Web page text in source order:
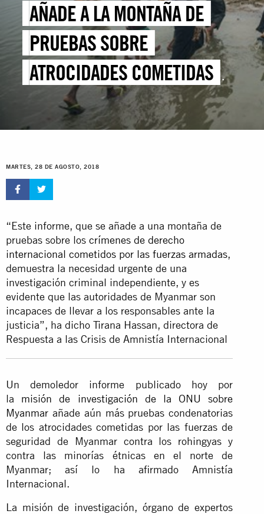
AÑADE A LA MONTAÑA DE
PRUEBAS SOBRE
ATROCIDADES COMETIDAS
POR MYANMAR CONTRA
MINORÍAS ÉTNICAS
MARTES, 28 DE AGOSTO, 2018
“Este informe, que se añade a una montaña de
pruebas sobre los crímenes de derecho
internacional cometidos por las fuerzas armadas,
demuestra la necesidad urgente de una
investigación criminal independiente, y es
evidente que las autoridades de Myanmar son
incapaces de llevar a los responsables ante la
justicia”, ha dicho Tirana Hassan, directora de
Respuesta a las Crisis de Amnistía Internacional
Un demoledor informe publicado hoy por
la misión de investigación de la ONU sobre
Myanmar añade aún más pruebas condenatorias
de los atrocidades cometidas por las fuerzas de
seguridad de Myanmar contra los rohingyas y
contra las minorías étnicas en el norte de
Myanmar; así lo ha afirmado Amnistía
Internacional.
La misión de investigación, órgano de expertos